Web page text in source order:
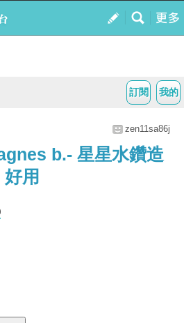
我的
訂閱
zen11sa86j
b.- 星星水鑽造
用